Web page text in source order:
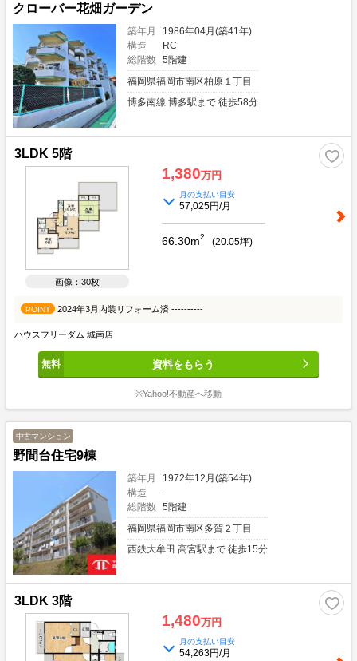
クローバー花畑ガーデン
築年月
1986年04月(築41年)
構造
RC
総階数
5階建
福岡県福岡市南区柏原１丁目
博多南線 博多駅まで 徒歩58分
3LDK 5階
画像：30枚
1,380万円
月の支払い目安
57,025円/月
66.30m2 (20.05坪)
POINT 2024年3月内装リフォーム済 ----------
ハウスフリーダム 城南店
資料をもらう
※Yahoo!不動産へ移動
中古マンション
野間台住宅9棟
築年月
1972年12月(築54年)
構造
-
総階数
5階建
福岡県福岡市南区多賀２丁目
西鉄大牟田 高宮駅まで 徒歩15分
3LDK 3階
1,480万円
月の支払い目安
54,263円/月